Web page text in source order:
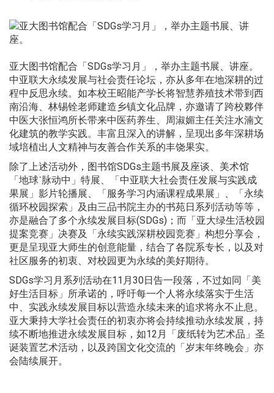
亚大图书馆配合「SDGs学习月」，举办主题书展、讲座。
中亚联大永续发展与社会责任论坛，亦从多年在地深耕的过
程中反思永续。如本校王昭能产学长将智慧养殖技术带到西
南沿海、林锡铨老师建造乡镇文化品牌，亦邀请了跨校夥伴
中医大张恒鸿所长带来中医药养生、周淑媚主任关注水湳文
化建筑的教学实践。丰富且深入的讲解，呈现出多年深耕场
域培植出人文精神与友善合作关系的丰饶果实。
除了上述活动外，图书馆SDGs主题书展及座谈、美术馆
「地球˙脉动中」特展、「中亚联大社会责任发展与实践成
果展」影片轮播展、「服务学习内涵课程成果展」、「永续
循环校园探索」及由三品书院主办的书苑日系列活动等等，
亦是融合了多个永续发展目标(SDGs)；而「亚大绿生活校园
提案竞赛」决赛及「永续实践深耕校园竞赛」构想分享会，
更是呈现亚大师生的创意能量，结合了各院系专长，以及对
社区服务的初衷、对校园更为永续的美好期待。
SDGs学习月系列活动在11月30日告一段落，不过如同「美
好生活目标」所承诺的，呼吁每一个人将永续落实于生活
中、实践永续发展目标以营造永续未来的追求将永不止息。
亚大秉持大学社会责任的初衷亦将会持续推动永续发展，持
续不断地推进永续发展目标，如12月「废纸转为艺术品」圣
诞装置艺术活动，以及跨国文化交流的「岁末年终晚会」亦
会陆续展开。